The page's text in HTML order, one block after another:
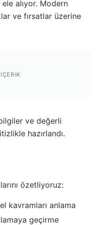
alıyor. Modern
ve fırsatlar üzerine
ve değerli
hazırlandı.
özetliyoruz:
kavramları anlama
geçirme